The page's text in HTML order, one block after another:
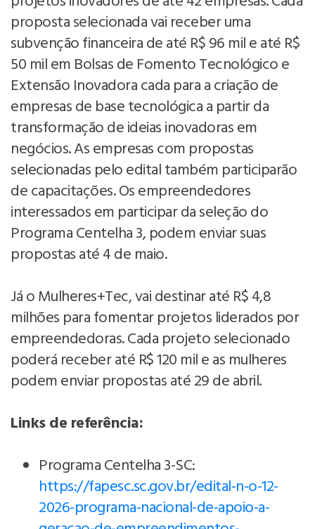
proposta selecionada vai receber uma
subvenção financeira de até R$ 96 mil e até R$
50 mil em Bolsas de Fomento Tecnológico e
Extensão Inovadora cada para a criação de
empresas de base tecnológica a partir da
transformação de ideias inovadoras em
negócios. As empresas com propostas
selecionadas pelo edital também participarão
de capacitações. Os empreendedores
interessados em participar da seleção do
Programa Centelha 3, podem enviar suas
propostas até 4 de maio.
Já o Mulheres+Tec, vai destinar até R$ 4,8
milhões para fomentar projetos liderados por
empreendedoras. Cada projeto selecionado
poderá receber até R$ 120 mil e as mulheres
podem enviar propostas até 29 de abril.
Links de referência:
Programa Centelha 3-SC:
https://fapesc.sc.gov.br/edital-n-o-12-
2026-programa-nacional-de-apoio-a-